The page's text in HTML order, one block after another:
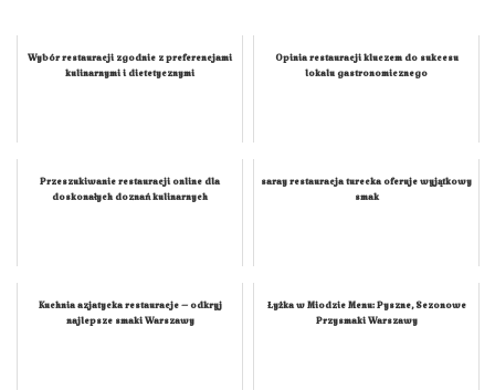
Wybór restauracji zgodnie z preferencjami
kulinarnymi i dietetycznymi
Opinia restauracji kluczem do sukcesu
lokalu gastronomicznego
Przeszukiwanie restauracji online dla
doskonałych doznań kulinarnych
saray restauracja turecka oferuje wyjątkowy
smak
Kuchnia azjatycka restauracje – odkryj
najlepsze smaki Warszawy
Łyżka w Miodzie Menu: Pyszne, Sezonowe
Przysmaki Warszawy